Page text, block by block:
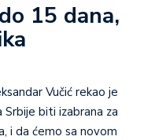
15 dana,
biti izabrana za
i da ćemo sa novom